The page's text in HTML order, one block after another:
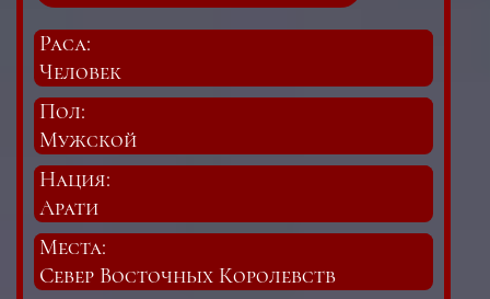
Раса:
Человек
Пол:
Мужской
Нация:
Арати
Места:
Север Восточных Королевств